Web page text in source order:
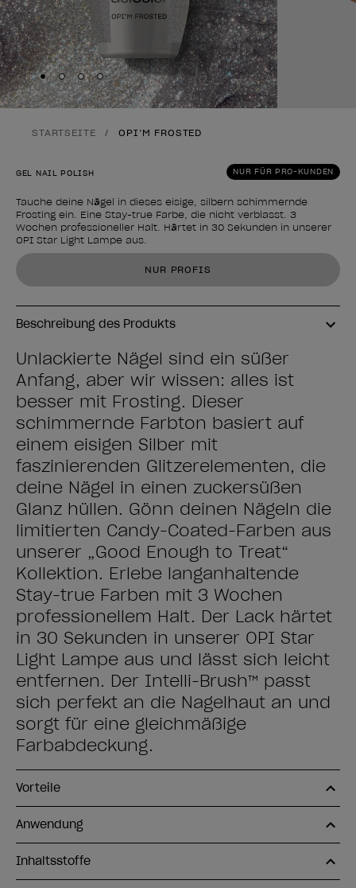
Skip to slide1
Skip to slide2
Skip to slide3
Skip to slide4
STARTSEITE OPI’M FROSTED
NUR FÜR PRO-KUNDEN
GEL NAIL POLISH
Tauche deine Nägel in dieses eisige, silbern schimmernde
Frosting ein. Eine Stay-true Farbe, die nicht verblasst. 3
Wochen professioneller Halt. Härtet in 30 Sekunden in unserer
OPI Star Light Lampe aus.
Form des Produkts
NUR PROFIS
Beschreibung des Produkts
Unlackierte Nägel sind ein süßer
Anfang, aber wir wissen: alles ist
besser mit Frosting. Dieser
schimmernde Farbton basiert auf
einem eisigen Silber mit
faszinierenden Glitzerelementen, die
deine Nägel in einen zuckersüßen
Glanz hüllen. Gönn deinen Nägeln die
limitierten Candy-Coated-Farben aus
unserer „Good Enough to Treat“
Kollektion. Erlebe langanhaltende
Stay-true Farben mit 3 Wochen
professionellem Halt. Der Lack härtet
in 30 Sekunden in unserer OPI Star
Light Lampe aus und lässt sich leicht
entfernen. Der Intelli-Brush™ passt
sich perfekt an die Nagelhaut an und
sorgt für eine gleichmäßige
Farbabdeckung.
Vorteile
Anwendung
Inhaltsstoffe